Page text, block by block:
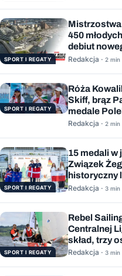
SPORT I REGATY
Mistrzostwa
450
debiut
Redakcja · 2 min
SPORT I REGATY
Róża
Skiff, brąz
medale
Redakcja · 2 min
SPORT I REGATY
15 medali
Związek
historyczny
Redakcja · 3 min
SPORT I REGATY
Rebel
Centralnej
skład, trzy
wygranych
Redakcja · 3 min